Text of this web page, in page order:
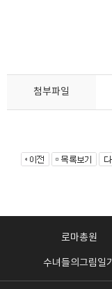
첨부파일
로마총원
수녀들의그림일기